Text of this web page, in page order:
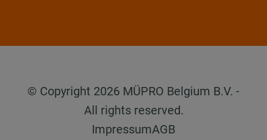
© Copyright 2026 MÜPRO Belgium B.V. -
All rights reserved.
ImpressumAGB